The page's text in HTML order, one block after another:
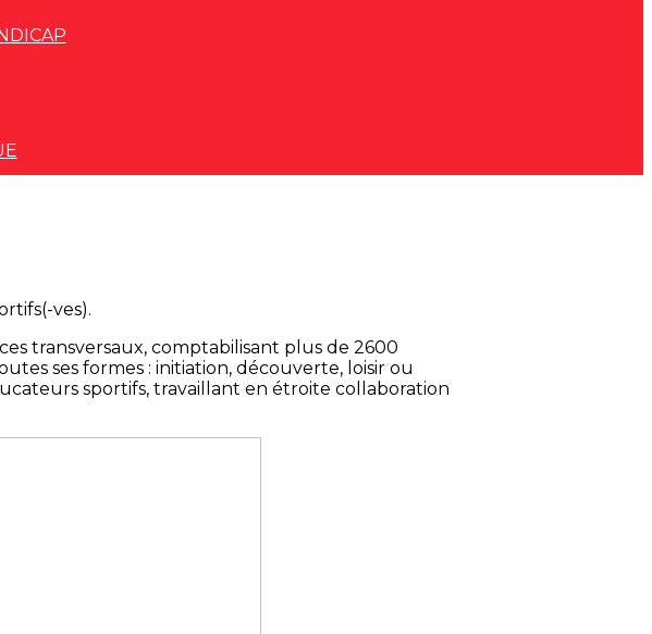
ves).
transversaux, comptabilisant plus de 2600
ses formes : initiation, découverte, loisir ou
sportifs, travaillant en étroite collaboration